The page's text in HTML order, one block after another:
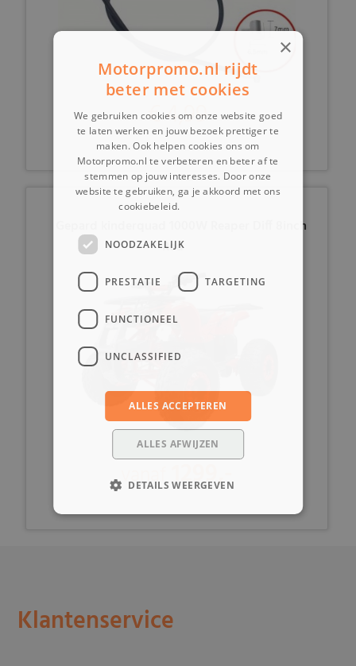
€ 4,99
Gepard kinderquad 1000W Reaper Diff 8inch
Red
vanaf1299,-
Klantenservice
×
Motorpromo.nl rijdt
beter met cookies
We gebruiken cookies om onze website goed
te laten werken en jouw bezoek prettiger te
maken. Ook helpen cookies ons om
Motorpromo.nl te verbeteren en beter af te
stemmen op jouw interesses. Door onze
website te gebruiken, ga je akkoord met ons
cookiebeleid.
NOODZAKELIJK
PRESTATIE TARGETING
FUNCTIONEEL
UNCLASSIFIED
ALLES ACCEPTEREN
ALLES AFWIJZEN
DETAILS WEERGEVEN